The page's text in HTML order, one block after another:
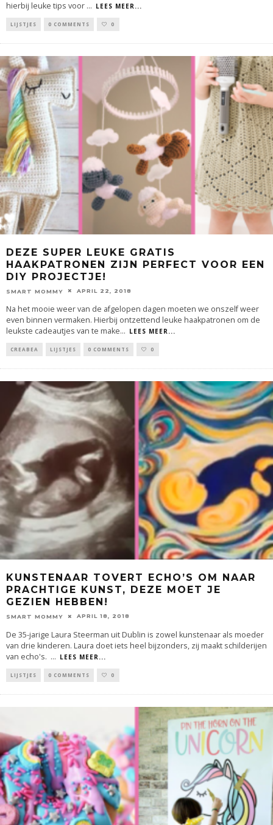
hierbij leuke tips voor ... LEES MEER...
LIJSTJES 0 COMMENTS 0
DEZE SUPER LEUKE GRATIS
HAAKPATRONEN ZIJN PERFECT VOOR EEN
DIY PROJECTJE!
SMART MOMMY APRIL 22, 2018
Na het mooie weer van de afgelopen dagen moeten we onszelf weer
even binnen vermaken. Hierbij ontzettend leuke haakpatronen om de
leukste cadeautjes van te make... LEES MEER...
CREABEA LIJSTJES 0 COMMENTS 0
KUNSTENAAR TOVERT ECHO’S OM NAAR
PRACHTIGE KUNST, DEZE MOET JE
GEZIEN HEBBEN!
SMART MOMMY APRIL 18, 2018
De 35-jarige Laura Steerman uit Dublin is zowel kunstenaar als moeder
van drie kinderen. Laura doet iets heel bijzonders, zij maakt schilderijen
van echo's. ... LEES MEER...
LIJSTJES 0 COMMENTS 0